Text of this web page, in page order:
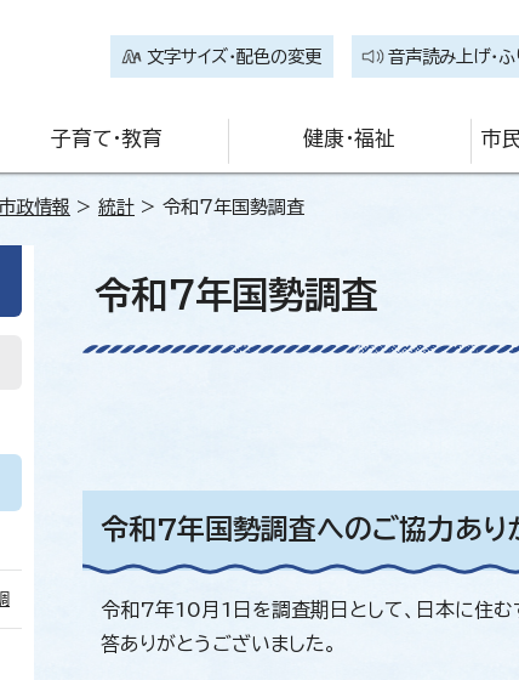
文字サイズ・配色の変更 音声読み上げ・
子育て・教育 健康・福祉 市
政情報 > 統計 > 令和7年国勢調査
令和7年国勢調査
令和7年国勢調査へのご協力あり
令和7年10月1日を調査期日として、日本に住む
答ありがとうございました。